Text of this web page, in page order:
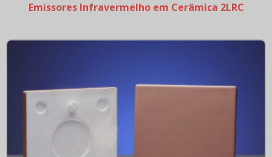
Elementos de Aquecimento Tubular
Resistência tubular aletada
Resistência tubular sobre borda
Resistências Cartucho
Capa térmica de aquecimento por radiação
Emissores Infravermelho em Cerâmica 2LRC